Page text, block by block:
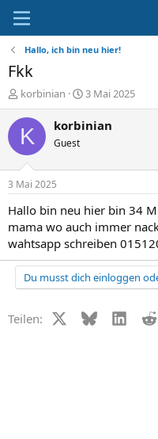
Hallo, ich bin neu hier!
Fkk
E
r
s
l
e
r
korbinian
E
r
s
t
a
m
3 Mai 2025
K korbinian
Guest
3 Mai 2025
Hallo bin neu hier bin 34
mama wo auch immer
wahtsapp schreiben
Du musst dich einloggen
Teilen: X (Twitter)
Bluesky